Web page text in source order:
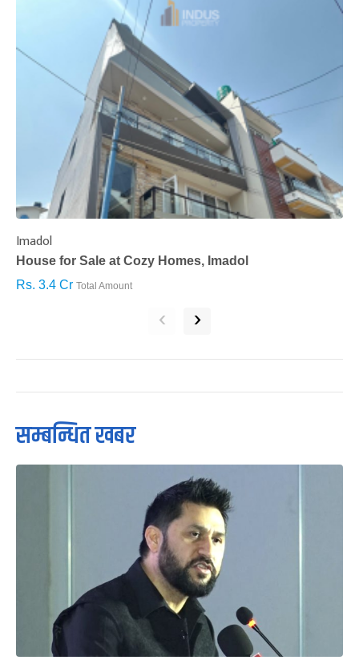
Imadol
House for Sale at Cozy Homes, Imadol
Rs. 3.4 Cr Total Amount
‹ ›
सम्बन्धित खबर